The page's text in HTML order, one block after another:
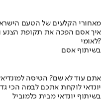
מאחורי הקלעים של הטעם
לאומי?
בשיתוף אסם
אתם עוד לא שם? הטיסה
יונדאי לוקחת אתכם לבמה הכי
בשיתוף יונדאי מבית כלמוביל